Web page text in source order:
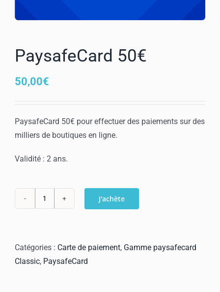
PaysafeCard 50€
50,00€
PaysafeCard 50€ pour effectuer des paiements sur des
milliers de boutiques en ligne.
Validité : 2 ans.
50€
J'achète
Catégories : Carte de paiement, Gamme paysafecard
Classic, PaysafeCard